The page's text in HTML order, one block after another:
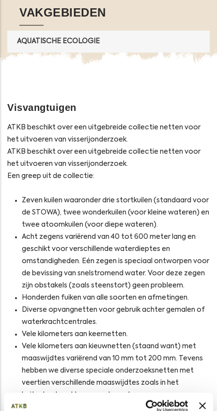
VAKGEBIEDEN
AQUATISCHE ECOLOGIE
Visvangtuigen
ATKB beschikt over een uitgebreide collectie netten voor
het uitvoeren van visserijonderzoek.
ATKB beschikt over een uitgebreide collectie netten voor
het uitvoeren van visserijonderzoek.
Een greep uit de collectie:
Zeven kuilen waaronder drie stortkuilen (standaard voor
de STOWA), twee wonderkuilen (voor kleine wateren) en
twee atoomkuilen (voor diepe wateren).
Acht zegens variërend van 40 tot 600 meter lang en
geschikt voor verschillende waterdieptes en
omstandigheden. Eén zegen is speciaal ontworpen voor
de bevissing van snelstromend water. Voor deze zegen
zijn obstakels (zoals steenstort) geen probleem.
Honderden fuiken van alle soorten en afmetingen.
Diverse opvangnetten voor gebruik achter gemalen of
waterkrachtcentrales.
Vele kilometers aan keernetten.
Vele kilometers aan kieuwnetten (staand want) met
maaswijdtes variërend van 10 mm tot 200 mm. Tevens
hebben we diverse speciale onderzoeksnetten met
veertien verschillende maaswijdtes zoals in het
buitenland veel toegepast worden.
Diverse elektrovisapparaten.